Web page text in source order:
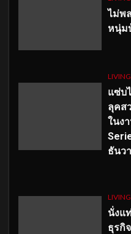
ไม่พ
หนุ่ม
LIVING
แซ่บ
ลุคส
ในง
ธันว
LIVING
นั่งแ
ธุรกิ